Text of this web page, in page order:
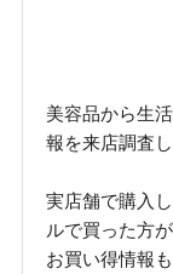
美容品から生
報を来店調査
実店舗で購入
ルで買った方
お買い得情報